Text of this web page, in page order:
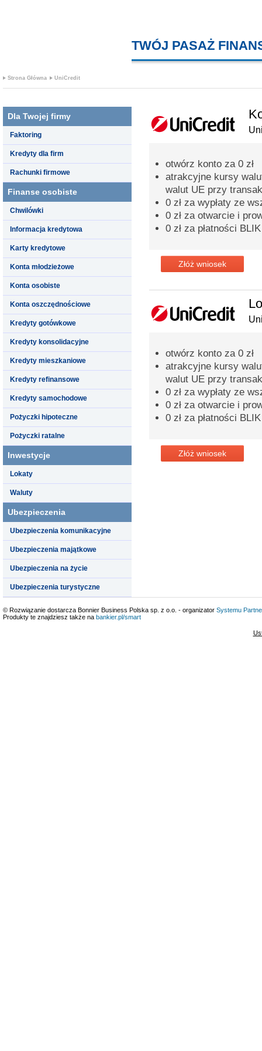
TWÓJ PASAŻ
Strona Główna UniCredit
Dla Twojej firmy
Faktoring
Kredyty dla firm
Rachunki firmowe
Finanse osobiste
Chwilówki
Informacja kredytowa
Karty kredytowe
Konta młodzieżowe
Konta osobiste
Konta oszczędnościowe
Kredyty gotówkowe
Kredyty konsolidacyjne
Kredyty mieszkaniowe
Kredyty refinansowe
Kredyty samochodowe
Pożyczki hipoteczne
Pożyczki ratalne
Inwestycje
Lokaty
Waluty
Ubezpieczenia
Ubezpieczenia komunikacyjne
Ubezpieczenia majątkowe
Ubezpieczenia na życie
Ubezpieczenia turystyczne
otwórz konto za 0 zł
atrakcyjne kursy
walut UE przy
0 zł za wypłaty ze
0 zł za otwarcie i
0 zł za płatności
Złóż wniosek
otwórz konto za 0 zł
atrakcyjne kursy
walut UE przy
0 zł za wypłaty ze
0 zł za otwarcie i
0 zł za płatności
Złóż wniosek
© Rozwiązanie dostarcza Bonnier Business Polska sp. z o.o. - organizator Systemu
Produkty te znajdziesz także na bankier.pl/smart